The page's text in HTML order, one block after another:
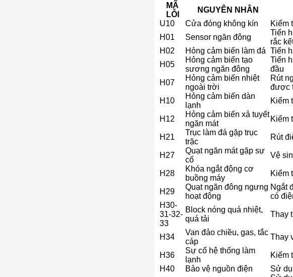
MÃ
LỖI
NGUYÊN NHÂN
U10
Cửa đóng không kín
Kiểm
H01
Sensor ngăn đông
Tiến
rắc
H02
Hỏng cảm biến làm đá Tiến
H05
Hỏng cảm biến tạo
sương ngăn đông
Tiến
đầu
H07
Hỏng cảm biến nhiệt
ngoài trời
Rút
được
H10
Hỏng cảm biến dàn
lạnh
Kiểm
H12
Hỏng cảm biến xả tuyết
ngăn mát
Kiểm
H21
Trục làm đá gặp trục
trặc
Rút
H27
Quạt ngăn mát gặp sự
cố
Vệ
H28
Khóa ngắt động cơ
buồng máy
Kiểm
H29
Quạt ngăn đông ngưng
hoạt động
Ngắt
có
H30-
31-32-
33
Block nóng quá nhiệt,
quá tải
Thay
H34
Van đảo chiều, gas, tắc
cáp
Thay
H36
Sự cố hệ thống làm
lạnh
Kiểm
H40
Bảo vệ nguồn điện
Sử